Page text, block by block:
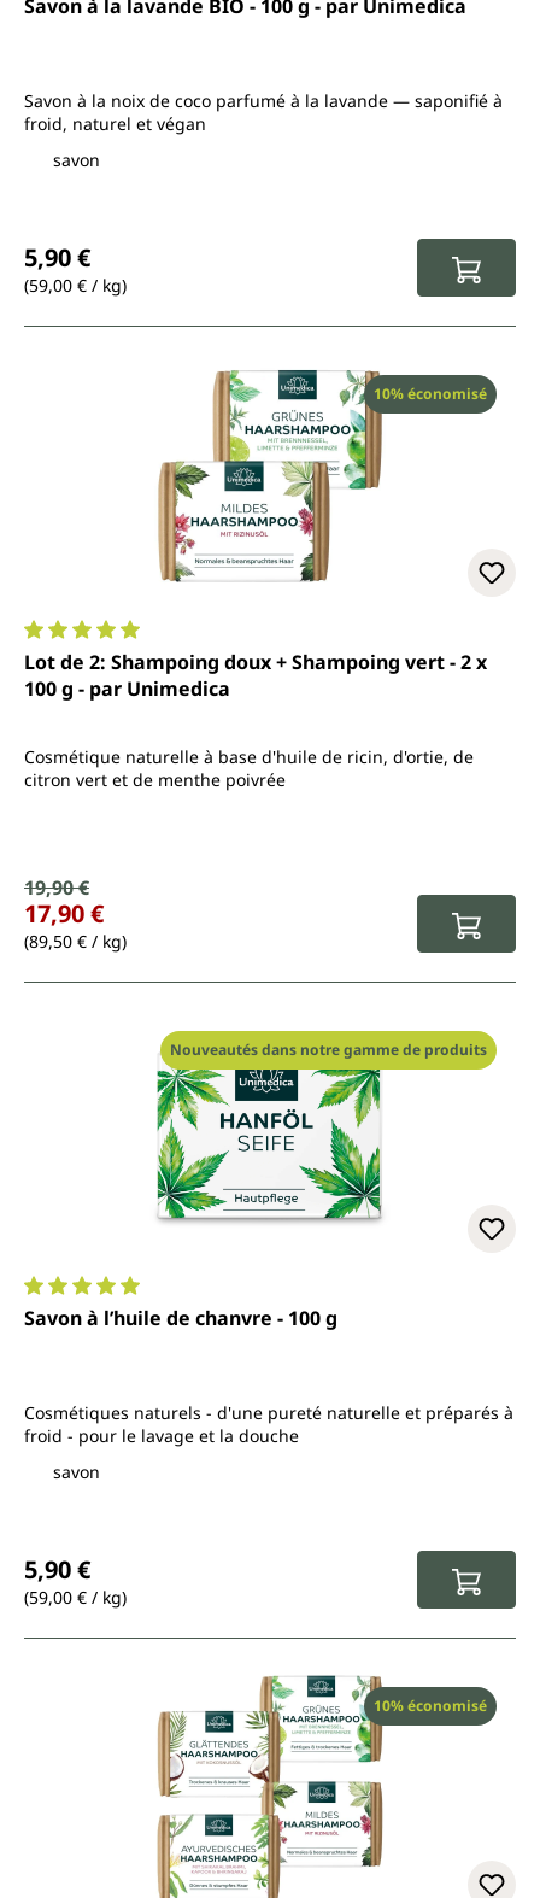
Savon à la lavande BIO - 100 g - par Unimedica
Savon à la noix de coco parfumé à la lavande — saponifié à
froid, naturel et végan
savon
5,90 €
(59,00 € / kg)
Réduction
10% économisé
Note moyenne de 5 sur 5 étoiles
Lot de 2: Shampoing doux + Shampoing vert - 2 x
100 g - par Unimedica
Cosmétique naturelle à base d'huile de ricin, d'ortie, de
citron vert et de menthe poivrée
Prix de vente :
Prix régulier :
19,90 €
17,90 €
(89,50 € / kg)
Nouveautés dans notre gamme de produits
Note moyenne de 5 sur 5 étoiles
Savon à l’huile de chanvre - 100 g
Cosmétiques naturels - d'une pureté naturelle et préparés à
froid - pour le lavage et la douche
savon
5,90 €
(59,00 € / kg)
Réduction
10% économisé